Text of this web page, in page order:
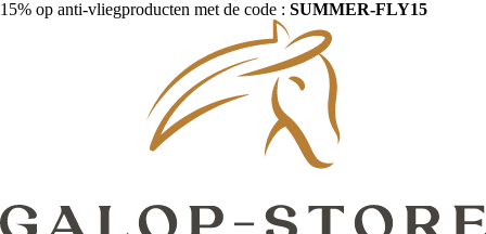
15% op anti-vliegproducten met de code : SUMMER-FLY15